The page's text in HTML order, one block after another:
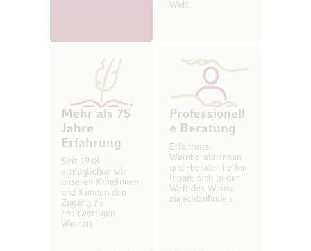
Welt.
Mehr als 75
Jahre
Erfahrung
Seit 1948
ermöglichen wir
unseren Kundinnen
und Kunden den
Zugang zu
hochwertigen
Weinen.
Professionell
e Beratung
Erfahrene
Weinberaterinnen
und -berater helfen
Ihnen, sich in der
Welt des Weins
zurechtzufinden.